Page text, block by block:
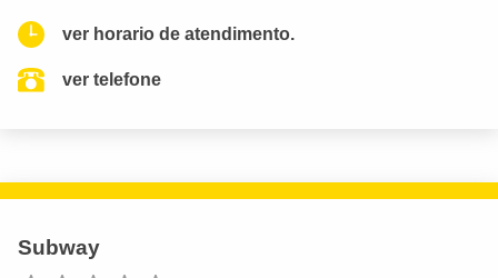
ver horario de atendimento.
ver telefone
Subway